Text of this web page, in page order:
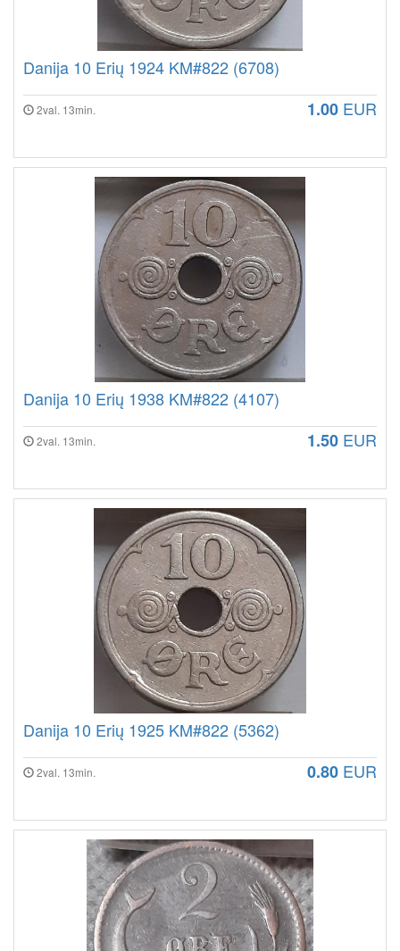
Danija 10 Erių 1924 KM#822 (6708)
2val. 13min. 1.00 EUR
Danija 10 Erių 1938 KM#822 (4107)
2val. 13min. 1.50 EUR
Danija 10 Erių 1925 KM#822 (5362)
2val. 13min. 0.80 EUR